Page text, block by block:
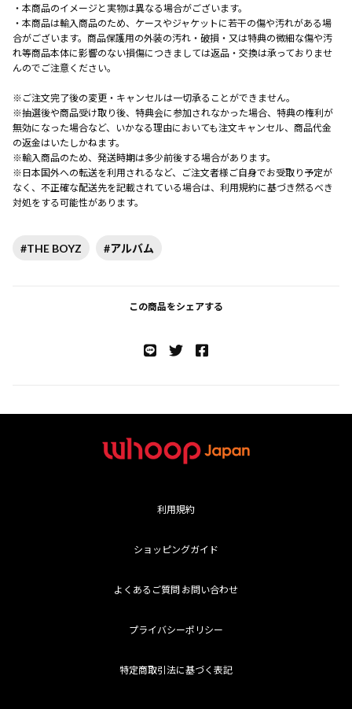
・本商品のイメージと実物は異なる場合がございます。
・本商品は輸入商品のため、ケースやジャケットに若干の傷や汚れがある場
合がございます。商品保護用の外装の汚れ・破損・又は特典の微細な傷や汚
れ等商品本体に影響のない損傷につきましては返品・交換は承っておりませ
んのでご注意ください。
※ご注文完了後の変更・キャンセルは一切承ることができません。
※抽選後や商品受け取り後、特典会に参加されなかった場合、特典の権利が
無効になった場合など、いかなる理由においても注文キャンセル、商品代金
の返金はいたしかねます。
※輸入商品のため、発送時期は多少前後する場合があります。
※日本国外への転送を利用されるなど、ご注文者様ご自身でお受取り予定が
なく、不正確な配送先を記載されている場合は、利用規約に基づき然るべき
対処をする可能性があります。
#THE BOYZ #アルバム
この商品をシェアする
利用規約
ショッピングガイド
よくあるご質問 お問い合わせ
プライバシーポリシー
特定商取引法に基づく表記